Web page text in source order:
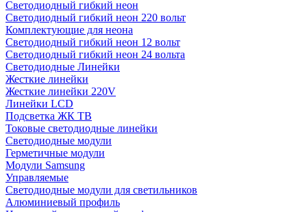
Светодиодный гибкий неон
Светодиодный гибкий неон 220 вольт
Комплектующие для неона
Светодиодный гибкий неон 12 вольт
Светодиодный гибкий неон 24 вольта
Светодиодные Линейки
Жесткие линейки
Жесткие линейки 220V
Линейки LCD
Подсветка ЖК ТВ
Токовые светодиодные линейки
Светодиодные модули
Герметичные модули
Модули Samsung
Управляемые
Светодиодные модули для светильников
Алюминиевый профиль